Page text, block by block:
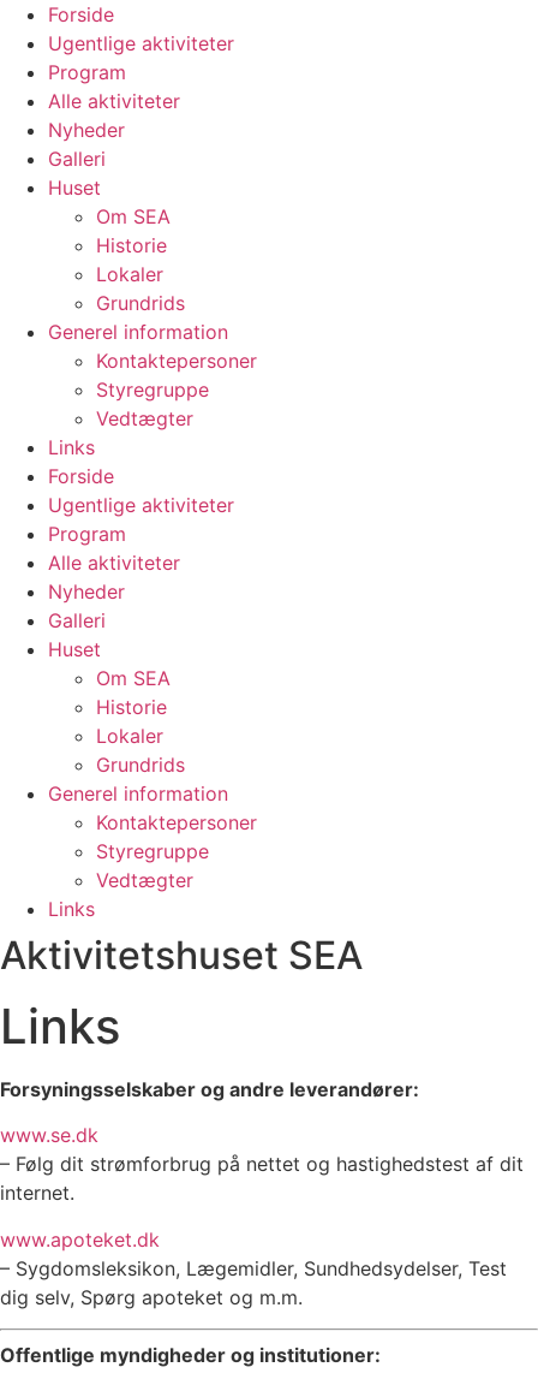
Videre
indhold
Forside
Ugentlige aktiviteter
Program
Alle aktiviteter
Nyheder
Galleri
Huset
Om SEA
Historie
Lokaler
Grundrids
Generel information
Kontaktepersoner
Styregruppe
Vedtægter
Links
Forside
Ugentlige aktiviteter
Program
Alle aktiviteter
Nyheder
Galleri
Huset
Om SEA
Historie
Lokaler
Grundrids
Generel information
Kontaktepersoner
Styregruppe
Vedtægter
Links
Aktivitetshuset SEA
Links
Forsyningsselskaber og andre leverandører:
www.se.dk
– Følg dit strømforbrug på nettet og hastighedstest af dit
internet.
www.apoteket.dk
– Sygdomsleksikon, Lægemidler, Sundhedsydelser, Test
dig selv, Spørg apoteket og m.m.
Offentlige myndigheder og institutioner: